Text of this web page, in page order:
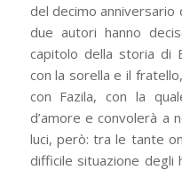
del decimo
due autori hanno
capitolo della storia di
con la sorella e il
con Fazila, con la
d’amore e convolerà a
luci, però: tra le tante
difficile situazione degli